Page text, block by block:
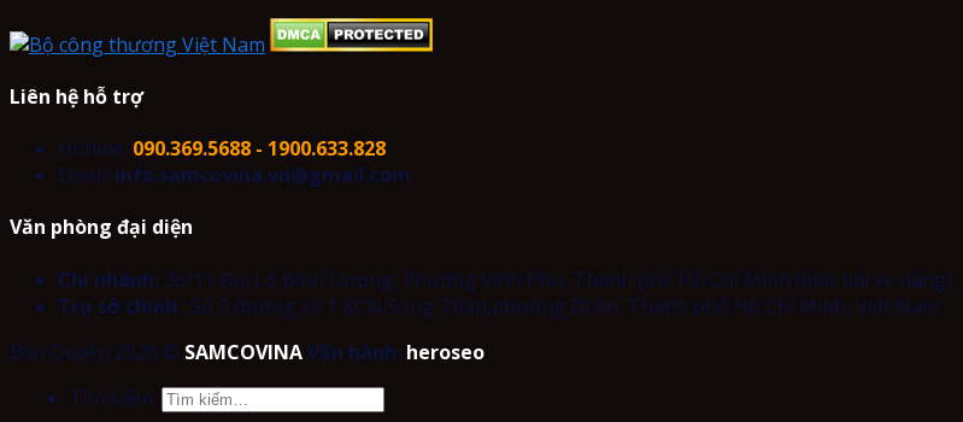
Liên hệ hỗ trợ
Hotline: 090.369.5688 - 1900.633.828
Email: info.samcovina.vn@gmail.com
Văn phòng đại diện
Chi nhánh: 26/11 Đại Lộ Bình Dương, Phường Vĩnh Phú, Thành phố Hồ Chí Minh (kho bãi xe nâng)
Trụ sở chính : Số 3 đường số 1 KCN Sóng Thần,phường Dĩ An, Thành phố Hồ Chí Minh, Việt Nam
Bản Quyền 2026 © SAMCOVINAVận hành: heroseo
Tìm kiếm: